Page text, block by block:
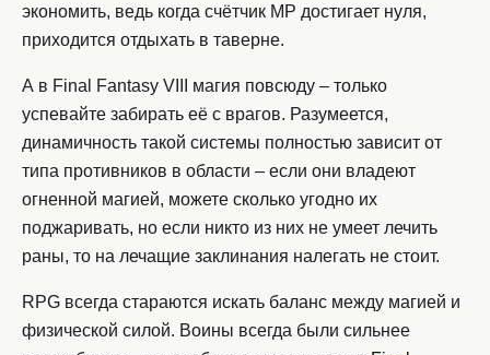
экономить, ведь когда счётчик MP достигает нуля,
приходится отдыхать в таверне.
А в Final Fantasy VIII магия повсюду – только
успевайте забирать её с врагов. Разумеется,
динамичность такой системы полностью зависит от
типа противников в области – если они владеют
огненной магией, можете сколько угодно их
поджаривать, но если никто из них не умеет лечить
раны, то на лечащие заклинания налегать не стоит.
RPG всегда стараются искать баланс между магией и
физической силой. Воины всегда были сильнее